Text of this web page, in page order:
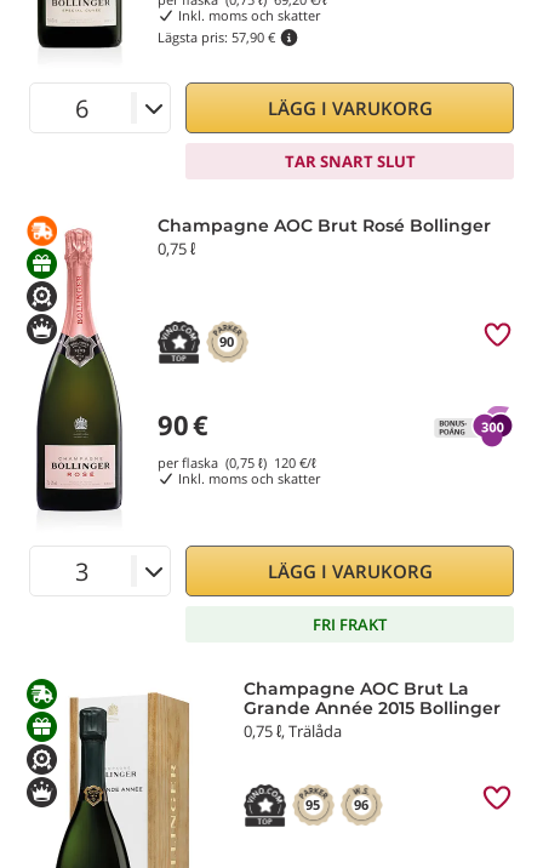
Inkl. moms och skatter
Lägsta pris: 57,90 €
LÄGG I VARUKORG
TAR SNART SLUT
Champagne AOC Brut Rosé Bollinger
0,75 ℓ
90
90€
per flaska (0,75 ℓ) 120 €/ℓ
Inkl. moms och skatter
LÄGG I VARUKORG
FRI FRAKT
Champagne AOC Brut La
Grande Année 2015 Bollinger
0,75 ℓ, Trälåda
95 96